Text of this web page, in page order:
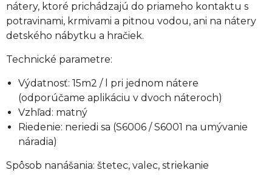
nátery, ktoré prichádzajú do priameho kontaktu s
potravinami, krmivami a pitnou vodou, ani na nátery
detského nábytku a hračiek.
Technické parametre:
Výdatnosť: 15m2 / l pri jednom nátere
(odporúčame aplikáciu v dvoch náteroch)
Vzhľad: matný
Riedenie: neriedi sa (S6006 / S6001 na umývanie
náradia)
Spôsob nanášania: štetec, valec, striekanie